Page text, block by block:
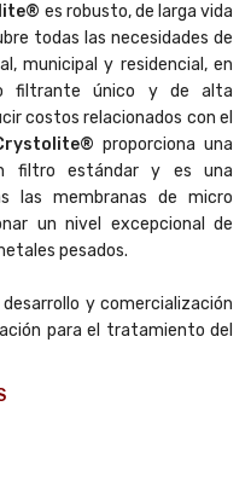
es robusto, de larga vida
todas las necesidades de
municipal y residencial, en
filtrante único y de alta
costos relacionados con el
proporciona una
filtro estándar y es una
las membranas de micro
un nivel excepcional de
pesados.
y comercialización
para el tratamiento del